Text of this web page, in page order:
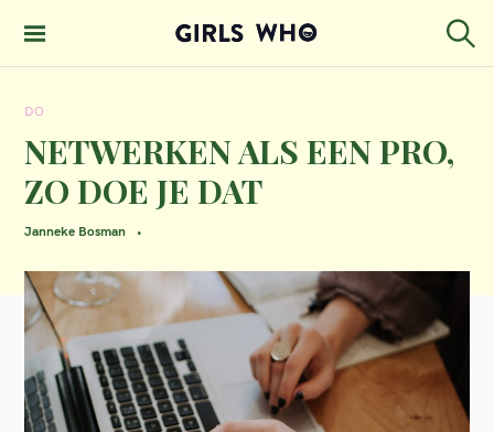
GIRLS WHO
DO
NETWERKEN ALS EEN PRO,
ZO DOE JE DAT
Janneke Bosman